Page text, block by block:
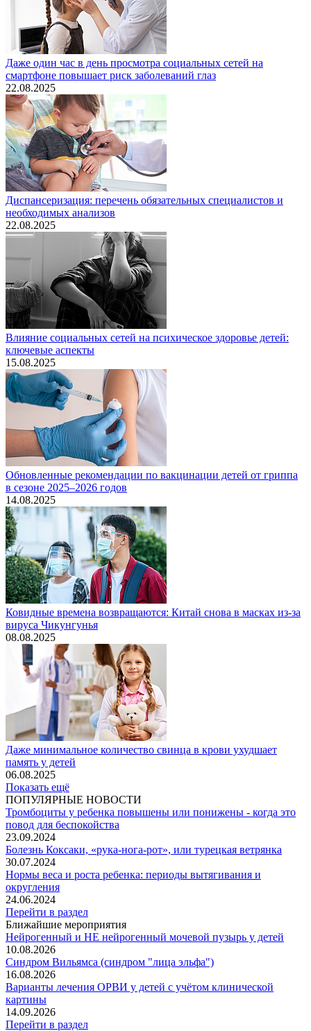
Даже один час в день просмотра социальных сетей на
смартфоне повышает риск заболеваний глаз
22.08.2025
Диспансеризация: перечень обязательных специалистов и
необходимых анализов
22.08.2025
Влияние социальных сетей на психическое здоровье детей:
ключевые аспекты
15.08.2025
Обновленные рекомендации по вакцинации детей от гриппа
в сезоне 2025–2026 годов
14.08.2025
Ковидные времена возвращаются: Китай снова в масках из-за
вируса Чикунгунья
08.08.2025
Даже минимальное количество свинца в крови ухудшает
память у детей
06.08.2025
Показать ещё
ПОПУЛЯРНЫЕ НОВОСТИ
Тромбоциты у ребенка повышены или понижены - когда это
повод для беспокойства
23.09.2024
Болезнь Коксаки, «рука-нога-рот», или турецкая ветрянка
30.07.2024
Нормы веса и роста ребенка: периоды вытягивания и
округления
24.06.2024
Перейти в раздел
Ближайшие мероприятия
Нейрогенный и НЕ нейрогенный мочевой пузырь у детей
10.08.2026
Синдром Вильямса (синдром "лица эльфа")
16.08.2026
Варианты лечения ОРВИ у детей с учётом клинической
картины
14.09.2026
Перейти в раздел